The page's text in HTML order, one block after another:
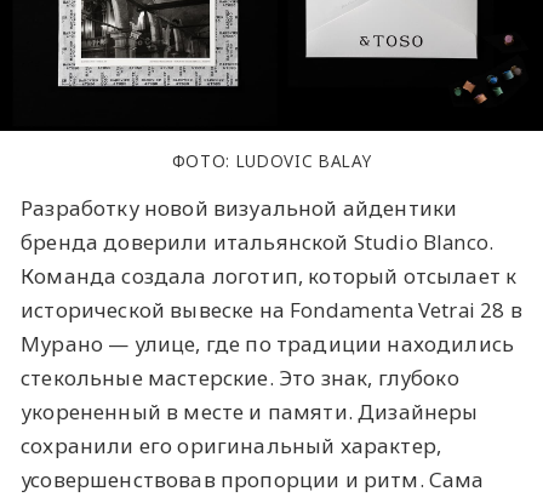
ФОТО: LUDOVIC BALAY
Разработку новой визуальной айдентики
бренда доверили итальянской Studio Blanco.
Команда создала логотип, который отсылает к
исторической вывеске на Fondamenta Vetrai 28 в
Мурано — улице, где по традиции находились
стекольные мастерские. Это знак, глубоко
укорененный в месте и памяти. Дизайнеры
сохранили его оригинальный характер,
усовершенствовав пропорции и ритм. Сама